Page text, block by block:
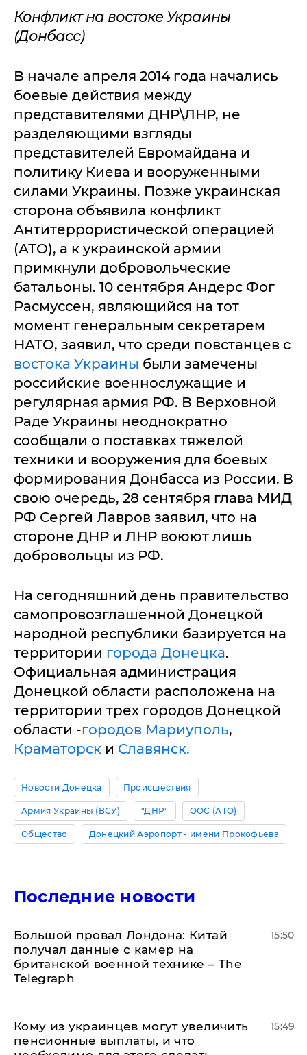
Конфликт на востоке Украины
(Донбасс)
В начале апреля 2014 года начались
боевые действия между
представителями ДНР\ЛНР, не
разделяющими взгляды
представителей Евромайдана и
политику Киева и вооруженными
силами Украины. Позже украинская
сторона объявила конфликт
Антитеррористической операцией
(АТО), а к украинской армии
примкнули добровольческие
батальоны. 10 сентября Андерс Фог
Расмуссен, являющийся на тот
момент генеральным секретарем
НАТО, заявил, что среди повстанцев с
востока Украины были замечены
российские военнослужащие и
регулярная армия РФ. В Верховной
Раде Украины неоднократно
сообщали о поставках тяжелой
техники и вооружения для боевых
формирования Донбасса из России. В
свою очередь, 28 сентября глава МИД
РФ Сергей Лавров заявил, что на
стороне ДНР и ЛНР воюют лишь
добровольцы из РФ.
На сегодняшний день правительство
самопровозглашенной Донецкой
народной республики базируется на
территории города Донецка.
Официальная администрация
Донецкой области расположена на
территории трех городов Донецкой
области -городов Мариуполь,
Краматорск и Славянск.
Новости Донецка Происшествия
Армия Украины (ВСУ) "ДНР" ООС (АТО)
Общество Донецкий Аэропорт - имени Прокофьева
Последние новости
Большой провал Лондона: Китай
получал данные с камер на
британской военной технике – The
Telegraph
15:50
Кому из украинцев могут увеличить
пенсионные выплаты, и что
15:49